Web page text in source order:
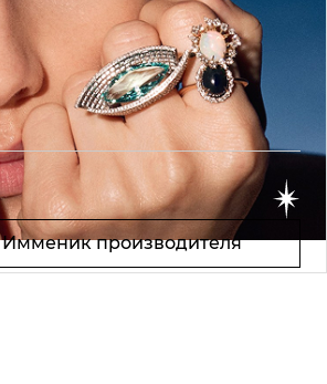
Имменик производителя